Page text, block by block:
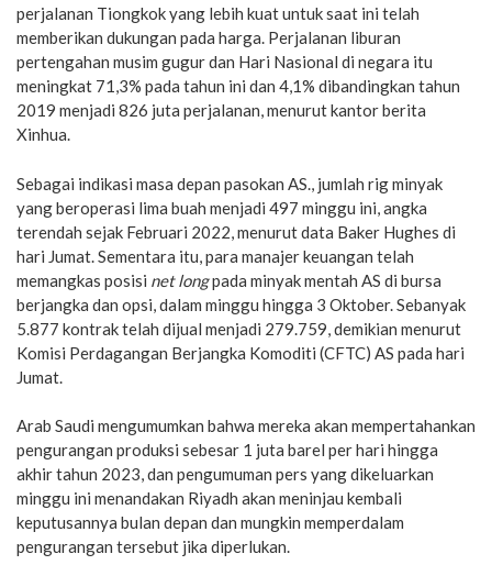
perjalanan Tiongkok yang lebih kuat untuk saat ini telah
memberikan dukungan pada harga. Perjalanan liburan
pertengahan musim gugur dan Hari Nasional di negara itu
meningkat 71,3% pada tahun ini dan 4,1% dibandingkan tahun
2019 menjadi 826 juta perjalanan, menurut kantor berita
Xinhua.
Sebagai indikasi masa depan pasokan AS., jumlah rig minyak
yang beroperasi lima buah menjadi 497 minggu ini, angka
terendah sejak Februari 2022, menurut data Baker Hughes di
hari Jumat. Sementara itu, para manajer keuangan telah
memangkas posisi net longpada minyak mentah AS di bursa
berjangka dan opsi, dalam minggu hingga 3 Oktober. Sebanyak
5.877 kontrak telah dijual menjadi 279.759, demikian menurut
Komisi Perdagangan Berjangka Komoditi (CFTC) AS pada hari
Jumat.
Arab Saudi mengumumkan bahwa mereka akan mempertahankan
pengurangan produksi sebesar 1 juta barel per hari hingga
akhir tahun 2023, dan pengumuman pers yang dikeluarkan
minggu ini menandakan Riyadh akan meninjau kembali
keputusannya bulan depan dan mungkin memperdalam
pengurangan tersebut jika diperlukan.